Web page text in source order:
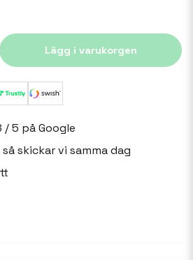
Lägg i varukorgen
/ 5 på Google
skickar vi samma dag